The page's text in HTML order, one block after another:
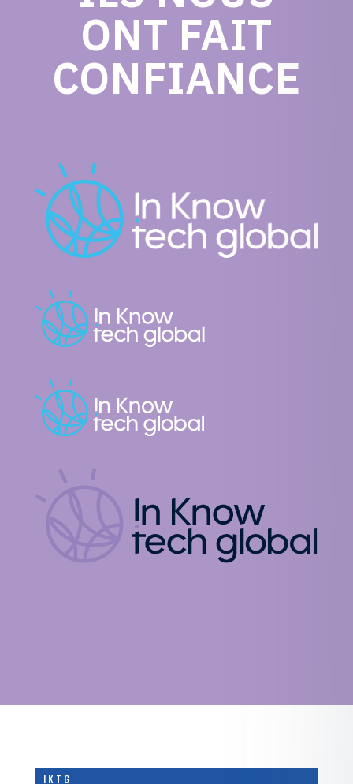
ONT FAIT
CONFIANCE
I K T G